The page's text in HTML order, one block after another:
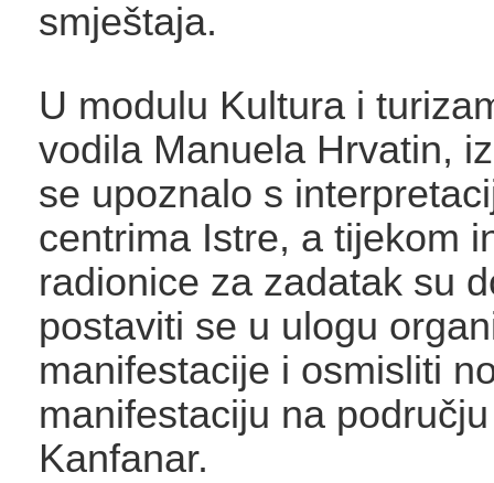
smještaja.
U modulu Kultura i
vodila Manuela Hrvatin,
se upoznalo s
centrima Istre, a tijekom
radionice za zadatak su
postaviti se u ulogu
manifestacije i osmisliti
manifestaciju na
Kanfanar.